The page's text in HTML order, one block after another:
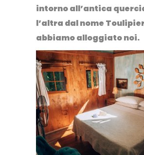
intorno all’antica
l’altra dal nome
abbiamo alloggiato noi.